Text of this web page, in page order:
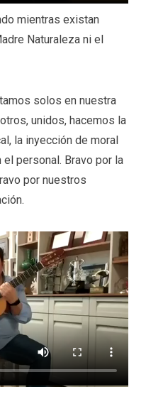
mientras existan
Naturaleza ni el
solos en nuestra
unidos, hacemos la
la inyección de moral
personal. Bravo por la
por nuestros